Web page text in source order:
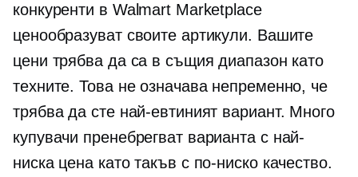
конкуренти в Walmart Marketplace
ценообразуват своите артикули. Вашите
цени трябва да са в същия диапазон като
техните. Това не означава непременно, че
трябва да сте най-евтиният вариант. Много
купувачи пренебрегват варианта с най-
ниска цена като такъв с по-ниско качество.